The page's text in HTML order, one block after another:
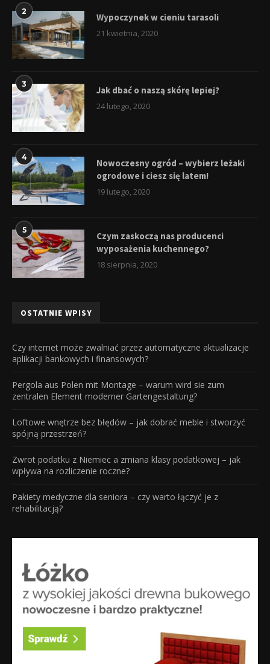
2
Wypoczynek w cieniu tarasoli
21 kwietnia, 2020
3
Jak dbać o naszą skórę lepiej?
24 lutego, 2020
4
Nowoczesny ogród – wybierz leżaki
ogrodowe i ciesz się latem!
19 lutego, 2020
5
Czym zaskoczą nas producenci
wyposażenia kuchennego?
18 sierpnia, 2020
OSTATNIE WPISY
Czy internet może zwalniać przez automatyczne aktualizacje
aplikacji bankowych i finansowych?
Pergola aus Polen mit Montage – warum wird sie zum
zentralen Element moderner Gartengestaltung?
Loftowe wnętrze bez błędów – jak dobrać meble i stworzyć
spójną przestrzeń?
Zwrot podatku z Niemiec a zmiana klasy podatkowej – jak
wpływa na rozliczenie roczne?
Pakiety medyczne dla seniora – czy warto łączyć je z
rehabilitacją?